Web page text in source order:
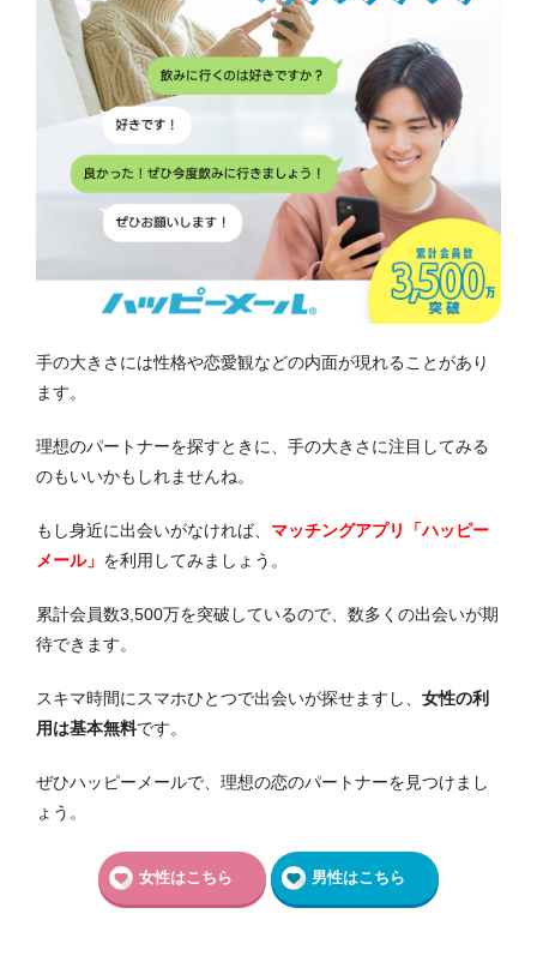
手の大きさには性格や恋愛観などの内面が現れることがあり
ます。
理想のパートナーを探すときに、手の大きさに注目してみる
のもいいかもしれませんね。
もし身近に出会いがなければ、 マッチングアプリ「ハッピー
メール」 を利用してみましょう。
累計会員数3,500万を突破しているので、数多くの出会いが期
待できます。
スキマ時間にスマホひとつで出会いが探せますし、 女性の利
用は基本無料です。
ぜひハッピーメールで、理想の恋のパートナーを見つけまし
ょう。
女性はこちら 男性はこちら